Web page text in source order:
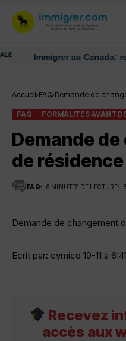
Immigrer au Canada:
Accueil FAQ Demande de
FAQ FORMALITÉS AVANT
Demande
de résidence
FAQ 6 MINUTES DE LECTURE
Demande de changement
Ecrit par: cymico 10-11 à 6:41
Recevez
accès aux